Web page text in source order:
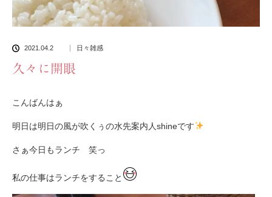
2021.04.2 日々雑感
久々に開眼
こんばんはぁ
明日は明日の風が吹くぅの水先案内人shineです
さぁ今日もランチ 笑っ
私の仕事はランチをすること